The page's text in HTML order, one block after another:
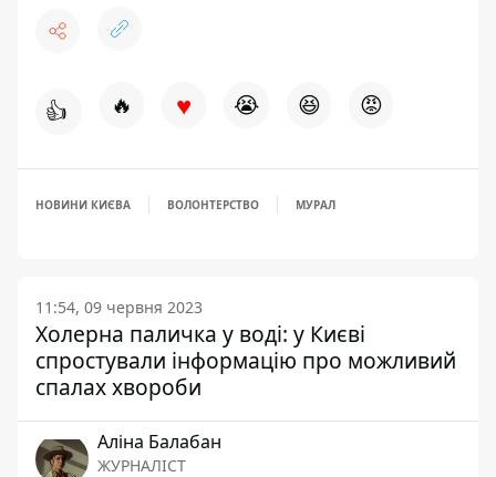
👍 🔥 ♥ 😭 😆 😡
НОВИНИ КИЄВА ВОЛОНТЕРСТВО МУРАЛ
11:54, 09 червня 2023
Холерна паличка у воді: у Києві
спростували інформацію про можливий
спалах хвороби
Аліна Балабан
ЖУРНАЛІСТ